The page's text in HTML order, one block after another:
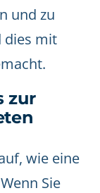
und zu
dies mit
zur
wie eine
Sie